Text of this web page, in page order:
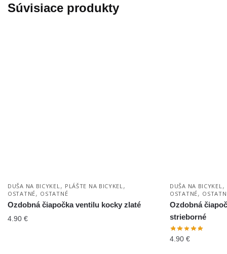
Súvisiace produkty
DUŠA NA BICYKEL , PLÁŠTE NA BICYKEL ,
OSTATNÉ, OSTATNÉ
Ozdobná čiapočka ventilu kocky zlaté
4.90 €
DUŠA NA BICYKEL ,
OSTATNÉ,
Ozdobná
strieborné
4.90 €